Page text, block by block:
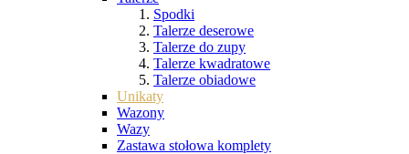
Spodki
Talerze deserowe
Talerze do zupy
Talerze kwadratowe
Talerze obiadowe
Unikaty
Wazony
Wazy
Zastawa stołowa komplety